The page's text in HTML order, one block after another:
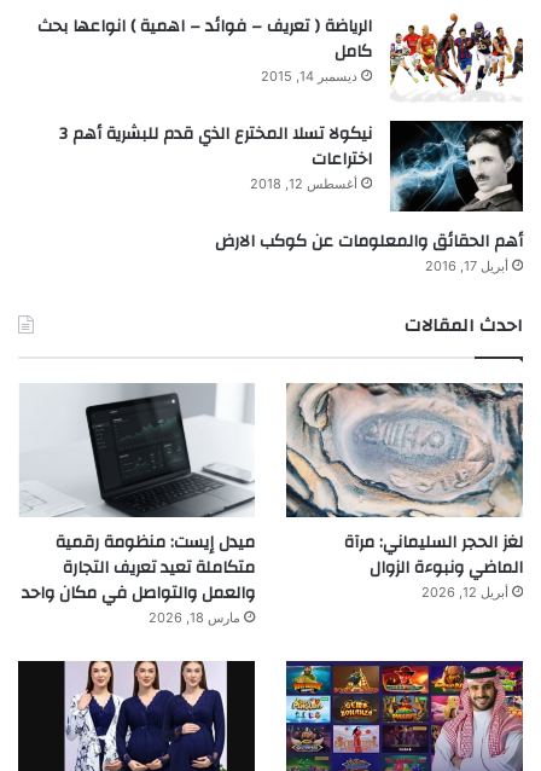
الرياضة ( تعريف – فوائد – اهمية ) انواعها بحث
كامل
ديسمبر 14, 2015
نيكولا تسلا المخترع الذي قدم للبشرية أهم 3
اختراعات
أغسطس 12, 2018
أهم الحقائق والمعلومات عن كوكب الارض
أبريل 17, 2016
احدث المقالات
لغز الحجر السليماني: مرآة
الماضي ونبوءة الزوال
أبريل 12, 2026
ميدل إيست: منظومة رقمية
متكاملة تعيد تعريف التجارة
والعمل والتواصل في مكان واحد
مارس 18, 2026